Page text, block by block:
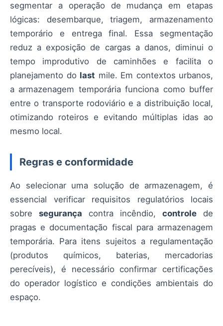
segmentar a operação de mudança em etapas
lógicas: desembarque, triagem, armazenamento
temporário e entrega final. Essa segmentação
reduz a exposição de cargas a danos, diminui o
tempo improdutivo de caminhões e facilita o
planejamento do last mile. Em contextos urbanos,
a armazenagem temporária funciona como buffer
entre o transporte rodoviário e a distribuição local,
otimizando roteiros e evitando múltiplas idas ao
mesmo local.
Regras e conformidade
Ao selecionar uma solução de armazenagem, é
essencial verificar requisitos regulatórios locais
sobre segurança contra incêndio, controle de
pragas e documentação fiscal para armazenagem
temporária. Para itens sujeitos a regulamentação
(produtos químicos, baterias, mercadorias
perecíveis), é necessário confirmar certificações
do operador logístico e condições ambientais do
espaço.